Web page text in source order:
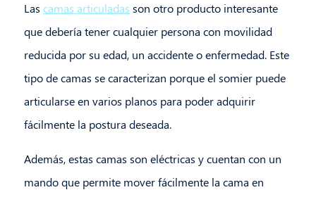
Las camas articuladas son otro producto interesante
que debería tener cualquier persona con movilidad
reducida por su edad, un accidente o enfermedad. Este
tipo de camas se caracterizan porque el somier puede
articularse en varios planos para poder adquirir
fácilmente la postura deseada.
Además, estas camas son eléctricas y cuentan con un
mando que permite mover fácilmente la cama en